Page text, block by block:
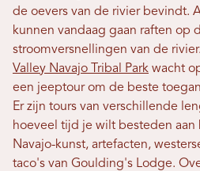
de oevers van de rivier bevindt.
kunnen vandaag gaan raften op
stroomversnellingen van de
Valley Navajo Tribal Park wacht
een jeeptour om de beste
Er zijn tours van verschillende
hoeveel tijd je wilt besteden aan
Navajo-kunst, artefacten,
taco's van Goulding's Lodge.